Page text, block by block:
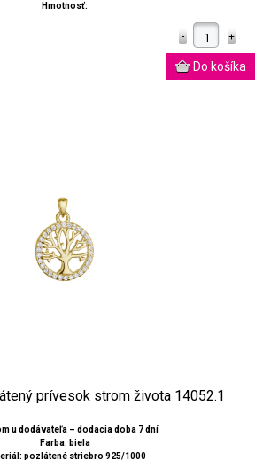
Hmotnosť:
prívesok strom života 14052.1
u dodávateľa – dodacia doba 7 dní
Farba: biela
pozlátené striebro 925/1000